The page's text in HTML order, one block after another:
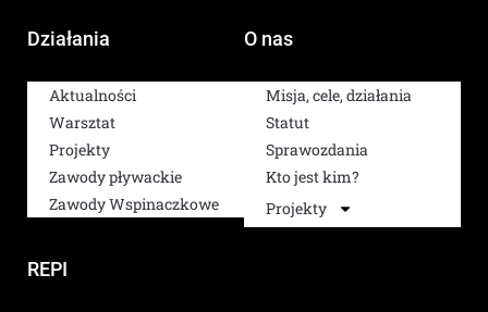
Działania
Aktualności
Warsztat
Projekty
Zawody pływackie
Zawody Wspinaczkowe
O nas
Misja, cele, działania
Statut
Sprawozdania
Kto jest kim?
Projekty
REPI